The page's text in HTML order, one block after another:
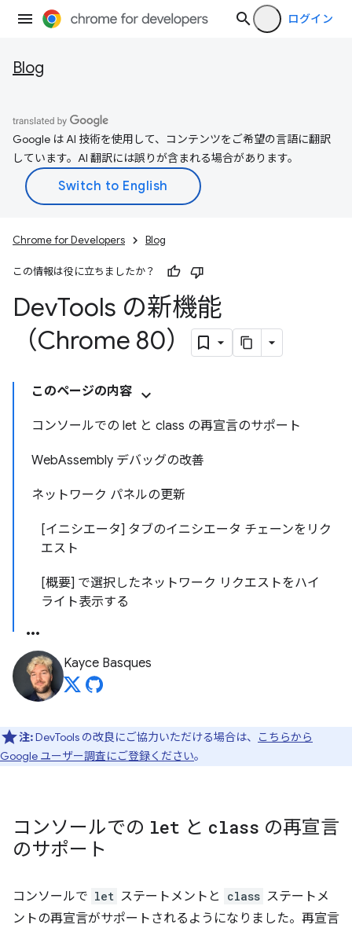
ログイン
Blog
Google は AI 技術を使用して、コンテンツをご希望の言語に翻訳
しています。AI 翻訳には誤りが含まれる場合があります。
Chrome for Developers Blog
この情報は役に立ちましたか？
DevTools の新機能
（Chrome 80）
このページの内容
コンソールでの let と class の再宣言のサポート
WebAssembly デバッグの改善
ネットワーク パネルの更新
[イニシエータ] タブのイニシエータ チェーンをリク
エスト
[概要] で選択したネットワーク リクエストをハイ
ライト表示する
Kayce Basques
注:DevTools の改良にご協力いただける場合は、
こちらから
Google ユーザー調査にご登録ください。
コンソールでの let と class の再宣言
のサポート
コンソールで let ステートメントと class ステートメ
ントの再宣言がサポートされるようになりました。再宣言